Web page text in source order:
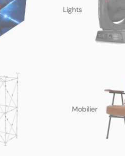
Lights
Mobilier